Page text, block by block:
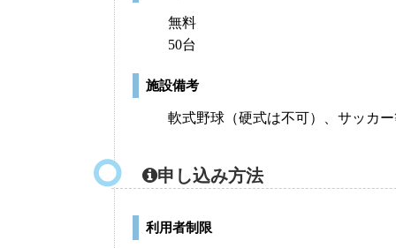
無料
50台
施設備考
軟式野球（硬式は不可）、サッカ
申し込み方法
利用者制限